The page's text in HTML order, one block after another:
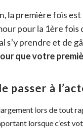
la première fois
pour la 1ère
s’y prendre et de
que votre
passer à
largement lors de tout
lorsque c’est